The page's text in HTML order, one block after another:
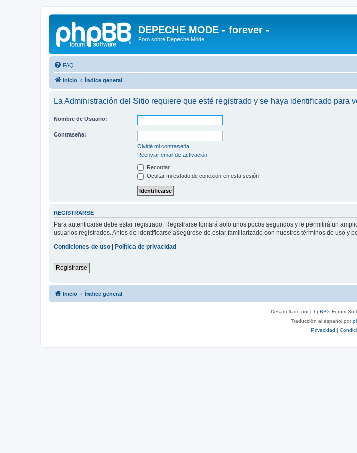
DEPECHE MODE - forever -
Foro sobre Depeche Mode
FAQ
Inicio Índice general
La Administración del Sitio requiere que esté registrado y se haya identificado para
Nombre de Usuario:
Contraseña:
Olvidé mi contraseña
Reenviar email de activación
Recordar
Ocultar mi estado de conexión en esta sesión
REGISTRARSE
Para autenticarse debe estar registrado. Registrarse tomará solo unos pocos segundos y le permitirá un
usuarios registrados. Antes de identificarse asegúrese de estar familiarizado con nuestros términos de uso
Condiciones de uso
Política de privacidad
Registrarse
Inicio Índice general
Desarrollado porphpBB® Forum
Traducción al español por
Privacidad |